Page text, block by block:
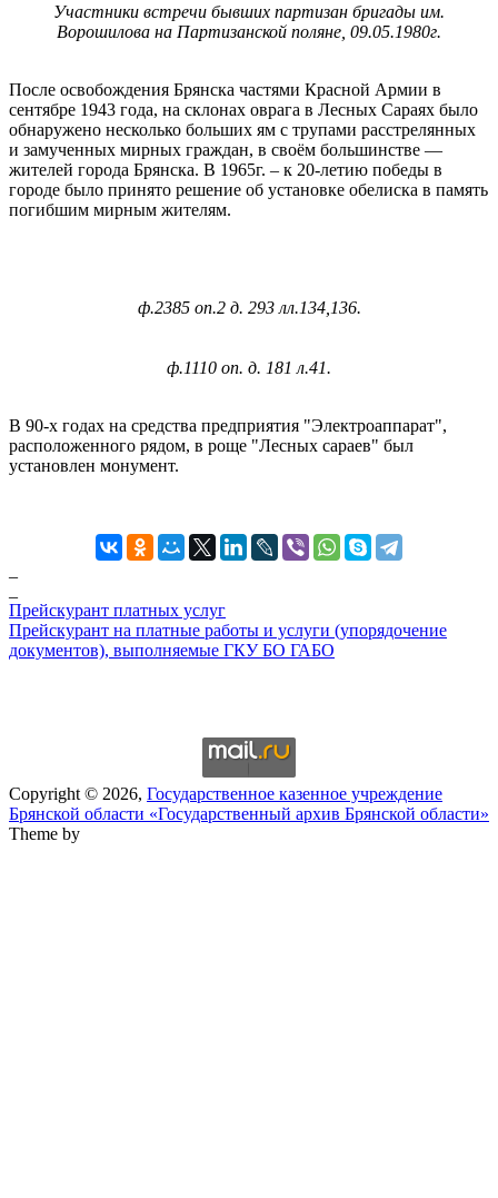
Участники встречи бывших партизан бригады им.
Ворошилова на Партизанской поляне, 09.05.1980г.
После освобождения Брянска частями Красной Армии в
сентябре 1943 года, на склонах оврага в Лесных Сараях было
обнаружено несколько больших ям с трупами расстрелянных
и замученных мирных граждан, в своём большинстве —
жителей города Брянска. В 1965г. – к 20-летию победы в
городе было принято решение об установке обелиска в память
погибшим мирным жителям.
ф.2385 оп.2 д. 293 лл.134,136.
ф.1110 оп. д. 181 л.41.
В 90-х годах на средства предприятия "Электроаппарат",
расположенного рядом, в роще "Лесных сараев" был
установлен монумент.
Прейскурант платных услуг
Прейскурант на платные работы и услуги (упорядочение
документов), выполняемые ГКУ БО ГАБО
Copyright © 2026, Государственное казенное учреждение
Брянской области «Государственный архив Брянской области»
Theme by